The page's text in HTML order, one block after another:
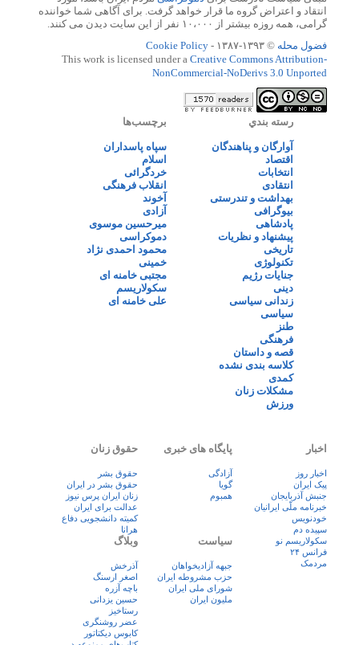
انتقاد و اعتراض گروه ما قرار خواهد گرفت. برای آگاهی شما خواننده
گرامی، همه روزه بیشتر از ۱۰،۰۰۰ نفر از این سایت دیدن می کنند.
فضول محله © ۱۳۹۳-۱۳۸۷ -
Cookie Policy
This work is licensed under a Creative Commons Attribution-
NonCommercial-NoDerivs 3.0 Unported
رسته بندي
آوارگان و پناهندگان
اقتصاد
انتخابات
انتقادی
بهداشت و تندرستی
بیوگرافی
پادشاهی
پیشنهاد و نظریات
تاریخی
تکنولوژی
جنایات رژیم
دینی
زندانی سیاسی
سیاسی
طنز
فرهنگی
قصه و داستان
کلاسه بندی نشده
کمدی
مشکلات زنان
ورزش
برچسب‌ها
سپاه پاسداران
اسلام
خردگرائی
انقلاب فرهنگی
آخوند
آزادی
میرحسین موسوی
دموکراسی
محمود احمدی نژاد
خمینی
مجتبی خامنه ای
سکولاریسم
علی خامنه ای
اخبار
اخبار روز
پيک ايران
جنبش آذربایجان
خبرنامه ملّی ایرانیان
خودنویس
سپیده دم
سکولاریسم نو
فرانس ۲۴
مردمک
پایگاه های خبری
آزادگی
گویا
همبوم
حقوق زنان
حقوق بشر
حقوق بشر در ایران
زنان ايران پرس نيوز
عدالت برای ایران
کمیته دانشجویی دفاع
هرانا
سیاست
جبهه آزادیخواهان
حزب مشروطه ایران
شورای ملی ایران
ملیون ایران
وبلاگ
آذرخش
اصغر ارسنگ
باچه آزره
حسین یزدانی
رستاخیز
عضر روشنگری
کابوس دیکتاتور